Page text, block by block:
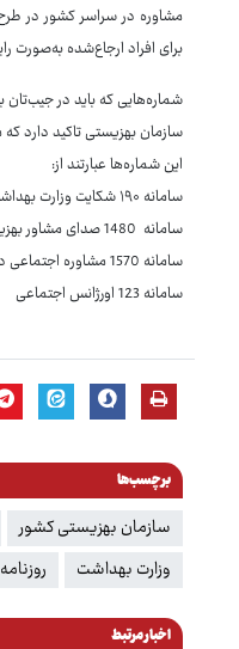
برای افراد ارجاع‌شده به‌صورت
شماره‌هایی که باید در جیب‌تان
سازمان بهزیستی تاکید دارد که
این شماره‌ها عبارتند از:
سامانه ۱۹۰ شکایت وزارت بهداشت
سامانه 1480 صدای مشاور بهزیستی
سامانه 1570 مشاوره اجتماعی دانش آموزان
سامانه 123 اورژانس اجتماعی
برچسب‌ها
سازمان بهزیستی کشور
وزارت بهداشت
اخبار مرتبط